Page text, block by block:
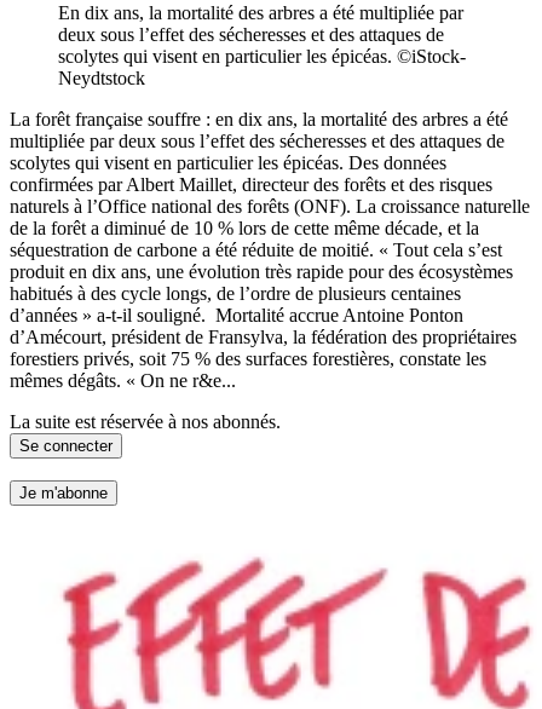
En dix ans, la mortalité des arbres a été multipliée par
deux sous l’effet des sécheresses et des attaques de
scolytes qui visent en particulier les épicéas. ©iStock-
Neydtstock
La forêt française souffre : en dix ans, la mortalité des arbres a été
multipliée par deux sous l’effet des sécheresses et des attaques de
scolytes qui visent en particulier les épicéas. Des données
confirmées par Albert Maillet, directeur des forêts et des risques
naturels à l’Office national des forêts (ONF). La croissance naturelle
de la forêt a diminué de 10 % lors de cette même décade, et la
séquestration de carbone a été réduite de moitié. « Tout cela s’est
produit en dix ans, une évolution très rapide pour des écosystèmes
habitués à des cycle longs, de l’ordre de plusieurs centaines
d’années » a-t-il souligné. Mortalité accrue Antoine Ponton
d’Amécourt, président de Fransylva, la fédération des propriétaires
forestiers privés, soit 75 % des surfaces forestières, constate les
mêmes dégâts. « On ne r&e...
La suite est réservée à nos abonnés.
Se connecter
Je m'abonne